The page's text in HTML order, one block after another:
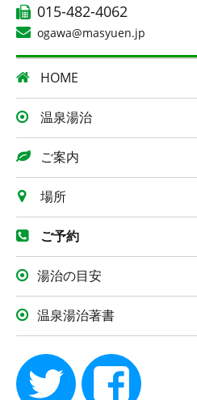
015-482-4062
ogawa@masyuen.jp
HOME
温泉湯治
ご案内
場所
ご予約
湯治の目安
温泉湯治著書
twitter facebook